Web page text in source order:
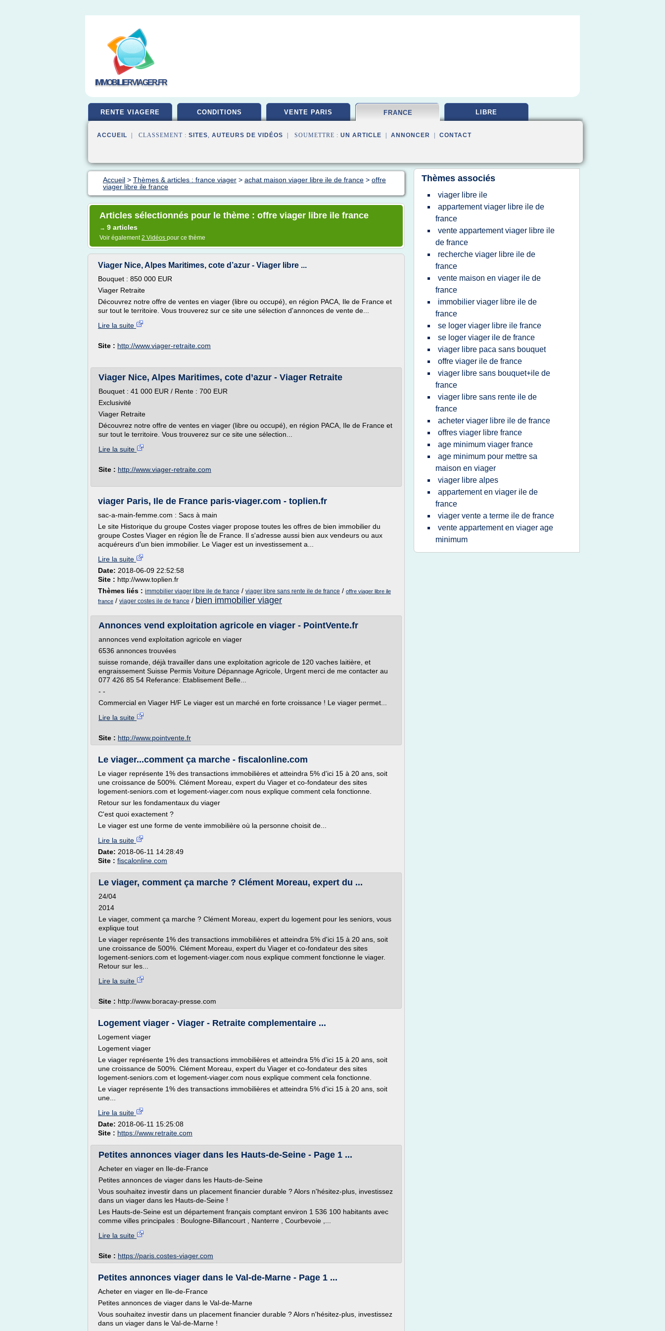
IMMOBILIERVIAGER.FR
RENTE VIAGERE CONDITIONS VENTE PARIS FRANCE LIBRE
ACCUEIL | CLASSEMENT : SITES, AUTEURS DE VIDÉOS | SOUMETTRE : UN ARTICLE ANNONCER CONTACT
Accueil > Thèmes & articles : france viager > achat maison viager libre ile de france > offre
viager libre ile france
Articles sélectionnés pour le thème : offre viager libre ile france
→ 9 articles
Voir également2 Vidéos pour ce thème
Viager Nice, Alpes Maritimes, cote d’azur - Viager libre ...
Bouquet : 850 000 EUR
Viager Retraite
Découvrez notre offre de ventes en viager (libre ou occupé), en région PACA, Ile de France et
sur tout le territoire. Vous trouverez sur ce site une sélection d'annonces de vente de...
Lire la suite
Site : http://www.viager-retraite.com
Viager Nice, Alpes Maritimes, cote d’azur - Viager Retraite
Bouquet : 41 000 EUR / Rente : 700 EUR
Exclusivité
Viager Retraite
Découvrez notre offre de ventes en viager (libre ou occupé), en région PACA, Ile de France et
sur tout le territoire. Vous trouverez sur ce site une sélection...
Lire la suite
Site : http://www.viager-retraite.com
viager Paris, Ile de France paris-viager.com - toplien.fr
sac-a-main-femme.com : Sacs à main
Le site Historique du groupe Costes viager propose toutes les offres de bien immobilier du
groupe Costes Viager en région Île de France. Il s'adresse aussi bien aux vendeurs ou aux
acquéreurs d'un bien immobilier. Le Viager est un investissement a...
Lire la suite
Date: 2018-06-09 22:52:58
Site : http://www.toplien.fr
Thèmes liés : immobilier viager libre ile de france / viager libre sans rente ile de france / offre viager libre ile
france / viager costes ile de france / bien immobilier viager
Annonces vend exploitation agricole en viager - PointVente.fr
annonces vend exploitation agricole en viager
6536 annonces trouvées
suisse romande, déjà travailler dans une exploitation agricole de 120 vaches laitière, et
engraissement Suisse Permis Voiture Dépannage Agricole, Urgent merci de me contacter au
077 426 85 54 Referance: Etablisement Belle...
- -
Commercial en Viager H/F Le viager est un marché en forte croissance ! Le viager permet...
Lire la suite
Site : http://www.pointvente.fr
Le viager...comment ça marche - fiscalonline.com
Le viager représente 1% des transactions immobilières et atteindra 5% d'ici 15 à 20 ans, soit
une croissance de 500%. Clément Moreau, expert du Viager et co-fondateur des sites
logement-seniors.com et logement-viager.com nous explique comment cela fonctionne.
Retour sur les fondamentaux du viager
C'est quoi exactement ?
Le viager est une forme de vente immobilière où la personne choisit de...
Lire la suite
Date: 2018-06-11 14:28:49
Site : fiscalonline.com
Le viager, comment ça marche ? Clément Moreau, expert du ...
24/04
2014
Le viager, comment ça marche ? Clément Moreau, expert du logement pour les seniors, vous
explique tout
Le viager représente 1% des transactions immobilières et atteindra 5% d'ici 15 à 20 ans, soit
une croissance de 500%. Clément Moreau, expert du Viager et co-fondateur des sites
logement-seniors.com et logement-viager.com nous explique comment fonctionne le viager.
Retour sur les...
Lire la suite
Site : http://www.boracay-presse.com
Logement viager - Viager - Retraite complementaire ...
Logement viager
Logement viager
Le viager représente 1% des transactions immobilières et atteindra 5% d'ici 15 à 20 ans, soit
une croissance de 500%. Clément Moreau, expert du Viager et co-fondateur des sites
logement-seniors.com et logement-viager.com nous explique comment cela fonctionne.
Le viager représente 1% des transactions immobilières et atteindra 5% d'ici 15 à 20 ans, soit
une...
Lire la suite
Date: 2018-06-11 15:25:08
Site : https://www.retraite.com
Petites annonces viager dans les Hauts-de-Seine - Page 1 ...
Acheter en viager en Ile-de-France
Petites annonces de viager dans les Hauts-de-Seine
Vous souhaitez investir dans un placement financier durable ? Alors n'hésitez-plus, investissez
dans un viager dans les Hauts-de-Seine !
Les Hauts-de-Seine est un département français comptant environ 1 536 100 habitants avec
comme villes principales : Boulogne-Billancourt , Nanterre , Courbevoie ,...
Lire la suite
Site : https://paris.costes-viager.com
Petites annonces viager dans le Val-de-Marne - Page 1 ...
Acheter en viager en Ile-de-France
Petites annonces de viager dans le Val-de-Marne
Vous souhaitez investir dans un placement financier durable ? Alors n'hésitez-plus, investissez
dans un viager dans le Val-de-Marne !
Thèmes associés
viager libre ile
appartement viager libre ile de
france
vente appartement viager libre ile
de france
recherche viager libre ile de
france
vente maison en viager ile de
france
immobilier viager libre ile de
france
se loger viager libre ile france
se loger viager ile de france
viager libre paca sans bouquet
offre viager ile de france
viager libre sans bouquet+ile de
france
viager libre sans rente ile de
france
acheter viager libre ile de france
offres viager libre france
age minimum viager france
age minimum pour mettre sa
maison en viager
viager libre alpes
appartement en viager ile de
france
viager vente a terme ile de france
vente appartement en viager age
minimum